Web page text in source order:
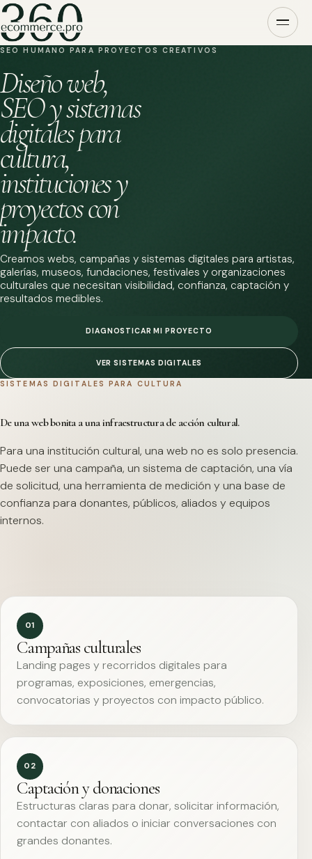
SEO HUMANO PARA PROYECTOS CREATIVOS
Diseño web,
SEO y sistemas
digitales para
cultura,
instituciones y
proyectos con
impacto.
Creamos webs, campañas y sistemas digitales para artistas,
galerías, museos, fundaciones, festivales y organizaciones
culturales que necesitan visibilidad, confianza, captación y
resultados medibles.
DIAGNOSTICAR MI PROYECTO
VER SISTEMAS DIGITALES
SISTEMAS DIGITALES PARA CULTURA
De una web bonita a una infraestructura de acción cultural.
Para una institución cultural, una web no es solo presencia.
Puede ser una campaña, un sistema de captación, una vía
de solicitud, una herramienta de medición y una base de
confianza para donantes, públicos, aliados y equipos
internos.
01
Campañas culturales
Landing pages y recorridos digitales para
programas, exposiciones, emergencias,
convocatorias y proyectos con impacto público.
02
Captación y donaciones
Estructuras claras para donar, solicitar información,
contactar con aliados o iniciar conversaciones con
grandes donantes.